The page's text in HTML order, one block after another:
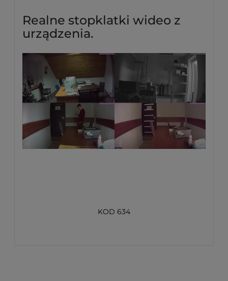
Realne stopklatki wideo z
urządzenia.
KOD 634